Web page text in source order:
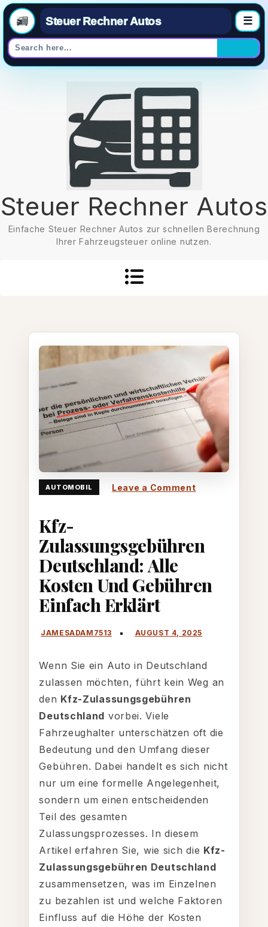
Steuer Rechner Autos ☰
Steuer Rechner Autos
Einfache Steuer Rechner Autos zur schnellen Berechnung
Ihrer Fahrzeugsteuer online nutzen.
AUTOMOBIL Leave a Commenton
Alle
und
erklärt
Kfz-
Zulassungsgebühren
Deutschland: Alle
Kosten Und Gebühren
Einfach Erklärt
Wenn Sie ein Auto in Deutschland
zulassen möchten, führt kein Weg an
den Kfz-Zulassungsgebühren
Deutschland vorbei. Viele
Fahrzeughalter unterschätzen oft die
Bedeutung und den Umfang dieser
Gebühren. Dabei handelt es sich nicht
nur um eine formelle Angelegenheit,
sondern um einen entscheidenden
Teil des gesamten
Zulassungsprozesses. In diesem
Artikel erfahren Sie, wie sich die Kfz-
Zulassungsgebühren Deutschland
zusammensetzen, was im Einzelnen
zu bezahlen ist und welche Faktoren
Einfluss auf die Höhe der Kosten